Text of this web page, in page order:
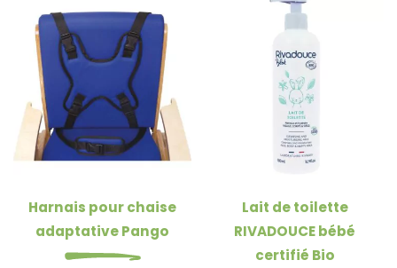
Harnais pour chaise
adaptative Pango
Lait de toilette
RIVADOUCE bébé
certifié Bio